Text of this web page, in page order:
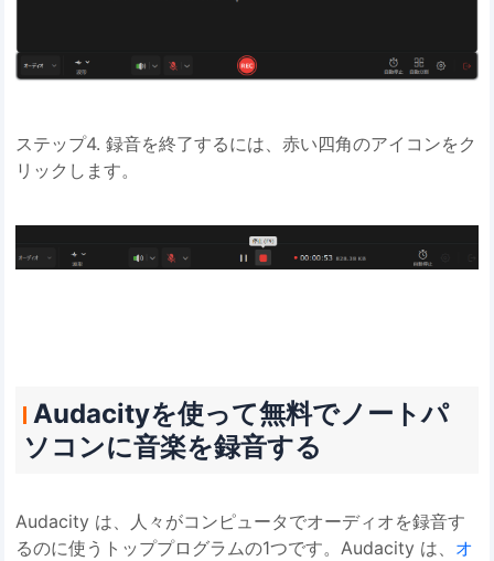
ステップ4. 録音を終了するには、赤い四角のアイコンをク
リックします。
Audacityを使って無料でノートパ
ソコンに音楽を録音する
Audacity は、人々がコンピュータでオーディオを録音す
るのに使うトッププログラムの1つです。Audacity は、 オ